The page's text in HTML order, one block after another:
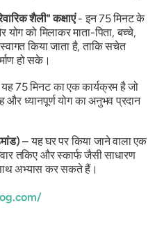
शैली" कक्षाएं- इन 75 मिनट के
को मिलाकर माता-पिता, बच्चे,
किया जाता है, ताकि सचेत
हो सके।
यह 75 मिनट का एक कार्यक्रम है जो
और ध्यानपूर्ण योग का अनुभव प्रदान
–यह घर पर किया जाने वाला एक
तकिए और स्कार्फ जैसी साधारण
अभ्यास कर सकते हैं।